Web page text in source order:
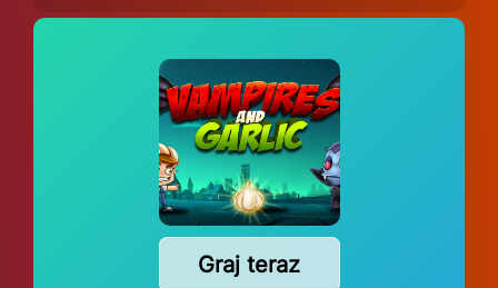
Graj teraz